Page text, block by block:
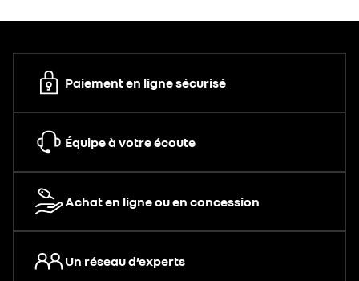
Paiement en ligne sécurisé
Équipe à votre écoute
Achat en ligne ou en concession
Un réseau d’experts